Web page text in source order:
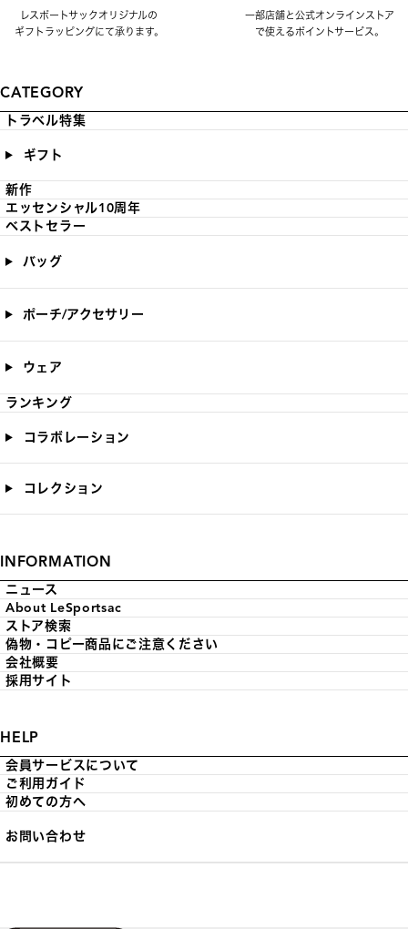
レスポートサックオリジナルの
ギフトラッピングにて承ります。
一部店舗と公式オンラインストア
で使えるポイントサービス。
CATEGORY
トラベル特集
ギフト
新作
エッセンシャル10周年
ベストセラー
バッグ
ポーチ/アクセサリー
ウェア
ランキング
コラボレーション
コレクション
INFORMATION
ニュース
About LeSportsac
ストア検索
偽物・コピー商品にご注意ください
会社概要
採用サイト
HELP
会員サービスについて
ご利用ガイド
初めての方へ
お問い合わせ